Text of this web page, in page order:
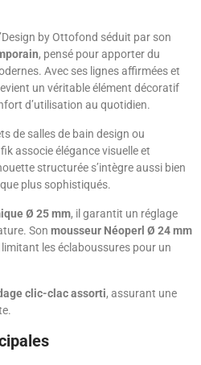
by Ottofond séduit par son
, pensé pour apporter du
Avec ses lignes affirmées et
un véritable élément décoratif
d’utilisation au quotidien.
de salles de bain design ou
associe élégance visuelle et
structurée s’intègre aussi bien
plus sophistiqués.
Ø 25 mm, il garantit un réglage
Son mousseur Néoperl Ø 24 mm
les éclaboussures pour un
clic-clac assorti, assurant une